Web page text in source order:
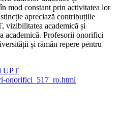
mod constant prin activitatea lor
apreciază contribuțiile
vizibilitatea academică și
academică. Profesorii onorifici
și rămân repere pentru
UPT
onorifici_517_ro.html